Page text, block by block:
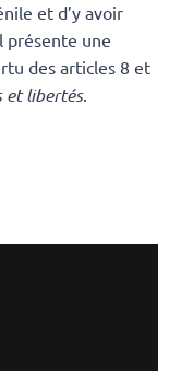
et d’y avoir
présente une
des articles 8 et
et libertés.